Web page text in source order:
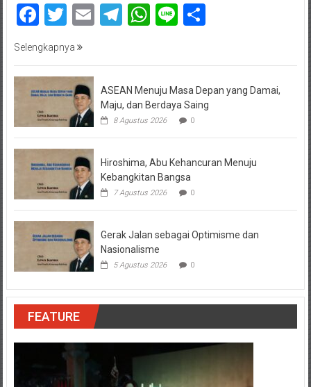
Facebook
Twitter
EmailTelegram
WhatsApp
LineShare
Selengkapnya
ASEAN Menuju Masa Depan yang Damai,
Maju, dan Berdaya Saing
8 Agustus 2026 0
Hiroshima, Abu Kehancuran Menuju
Kebangkitan Bangsa
7 Agustus 2026 0
Gerak Jalan sebagai Optimisme dan
Nasionalisme
5 Agustus 2026 0
FEATURE